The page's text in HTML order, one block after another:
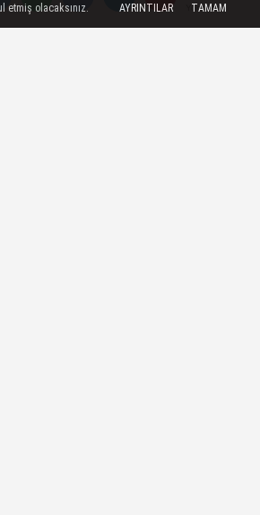
Yorumlar
alandaki yangın
Yorumlar
etmiş olacaksınız.
AYRINTILAR TAMAM